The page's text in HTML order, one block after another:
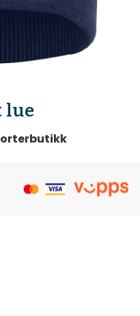
lue